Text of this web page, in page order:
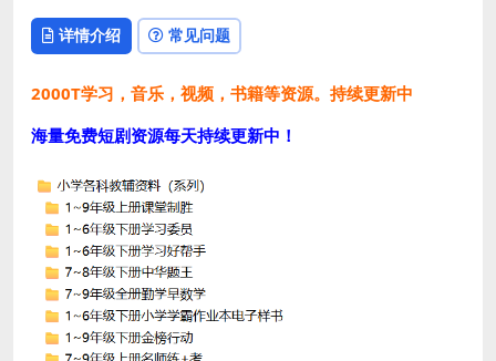
详情介绍 常见问题
2000T学习，音乐，视频，书籍等资源。持续更新中
海量免费短剧资源每天持续更新中！